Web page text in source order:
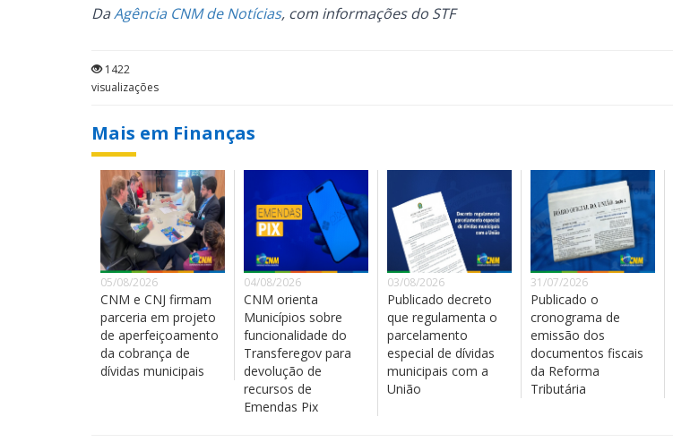
DaAgência CNM de Notícias, com informações do STF
1422
visualizações
Mais em Finanças
05/08/2026
CNM e CNJ firmam
parceria em projeto
de aperfeiçoamento
da cobrança de
dívidas municipais
04/08/2026
CNM orienta
Municípios sobre
funcionalidade do
Transferegov para
devolução de
recursos de
Emendas Pix
03/08/2026
Publicado decreto
que regulamenta o
parcelamento
especial de dívidas
municipais com a
União
31/07/2026
Publicado o
cronograma de
emissão dos
documentos fiscais
da Reforma
Tributária